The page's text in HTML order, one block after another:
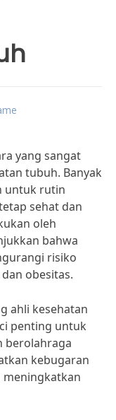
yang sangat
tubuh. Banyak
untuk rutin
sehat dan
oleh
bahwa
risiko
obesitas.
ahli kesehatan
penting untuk
berolahraga
kebugaran